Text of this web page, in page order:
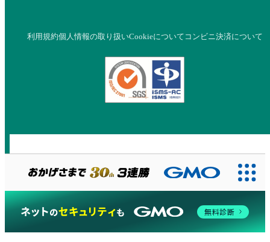
利用規約個人情報の取り扱いCookieについて コンビニ決済について
無料診断